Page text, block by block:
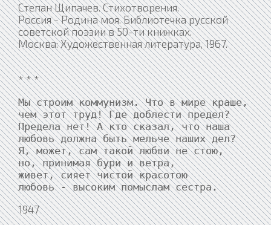
Степан Щипачев. Стихотворения.
Россия - Родина моя. Библиотечка русской
советской поэзии в 50-ти книжках.
Москва: Художественная литература, 1967.
* * *
Мы строим коммунизм. Что в мире краше,
чем этот труд! Где доблести предел?
Предела нет! А кто сказал, что наша
любовь должна быть мельче наших дел?
Я, может, сам такой любви не стою,
но, принимая бури и ветра,
живет, сияет чистой красотою
любовь - высоким помыслам сестра.
1947